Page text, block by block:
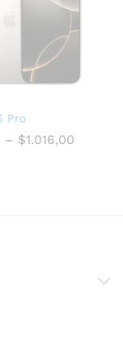
Pro
– $1.016,00